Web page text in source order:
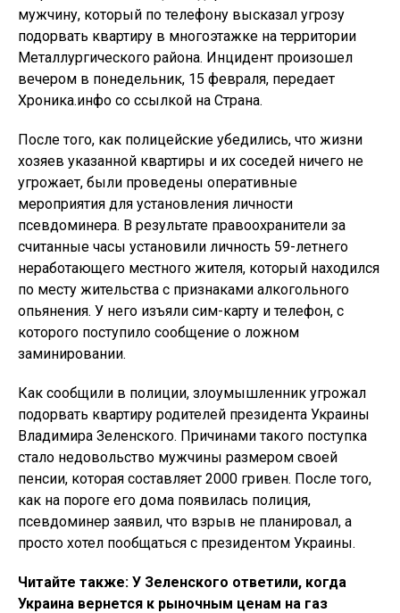
мужчину, который по телефону высказал угрозу
подорвать квартиру в многоэтажке на территории
Металлургического района. Инцидент произошел
вечером в понедельник, 15 февраля, передает
Хроника.инфо со ссылкой на Страна.
После того, как полицейские убедились, что жизни
хозяев указанной квартиры и их соседей ничего не
угрожает, были проведены оперативные
мероприятия для установления личности
псевдоминера. В результате правоохранители за
считанные часы установили личность 59-летнего
неработающего местного жителя, который находился
по месту жительства с признаками алкогольного
опьянения. У него изъяли сим-карту и телефон, с
которого поступило сообщение о ложном
заминировании.
Как сообщили в полиции, злоумышленник угрожал
подорвать квартиру родителей президента Украины
Владимира Зеленского. Причинами такого поступка
стало недовольство мужчины размером своей
пенсии, которая составляет 2000 гривен. После того,
как на пороге его дома появилась полиция,
псевдоминер заявил, что взрыв не планировал, а
просто хотел пообщаться с президентом Украины.
Читайте также: У Зеленского ответили, когда
Украина вернется к рыночным ценам на газ